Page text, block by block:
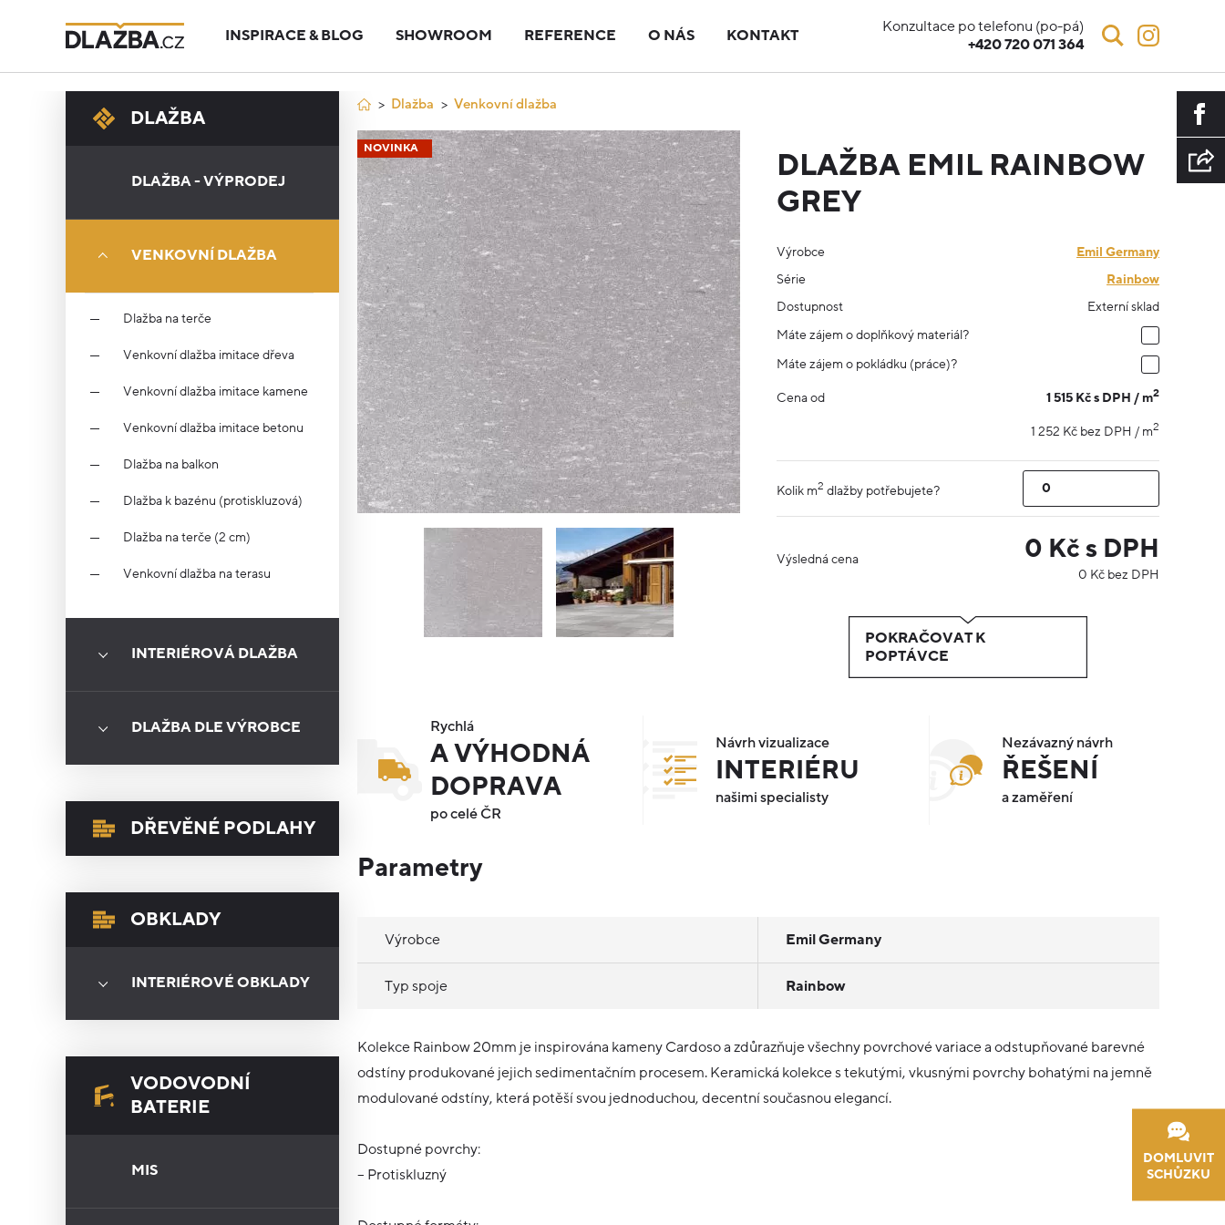
INSPIRACE & BLOG SHOWROOM REFERENCE O NÁS KONTAKT
Konzultace po telefonu (po-pá)
+420 720 071 364
DLAŽBA
DLAŽBA - VÝPRODEJ
VENKOVNÍ DLAŽBA
Dlažba na terče
Venkovní dlažba imitace dřeva
Venkovní dlažba imitace kamene
Venkovní dlažba imitace betonu
Dlažba na balkon
Dlažba k bazénu (protiskluzová)
Dlažba na terče (2 cm)
Venkovní dlažba na terasu
INTERIÉROVÁ DLAŽBA
DLAŽBA DLE VÝROBCE
DŘEVĚNÉ PODLAHY
OBKLADY
INTERIÉROVÉ OBKLADY
VODOVODNÍ
BATERIE
MIS
Dlažba Venkovní dlažba
NOVINKA
DOMLUVIT
SCHŮZKU
DLAŽBA EMIL RAINBOW
GREY
Výrobce
Emil Germany
Série
Rainbow
Dostupnost
Externí sklad
Máte zájem o doplňkový materiál?
Máte zájem o pokládku (práce)?
Cena od
1 515 Kč s DPH / m2
1 252 Kč bez DPH / m2
Kolik m2 dlažby potřebujete?
Výsledná cena 0 Kč s DPH
0 Kč bez DPH
POKRAČOVAT K
POPTÁVCE
Rychlá
A VÝHODNÁ
DOPRAVA
po celé ČR
Návrh vizualizace
INTERIÉRU
našimi specialisty
Nezávazný návrh
ŘEŠENÍ
a zaměření
Parametry
Výrobce Emil Germany
Typ spoje Rainbow
Kolekce Rainbow 20mm je inspirována kameny Cardoso a zdůrazňuje všechny povrchové variace a odstupňované barevné
odstíny produkované jejich sedimentačním procesem. Keramická kolekce s tekutými, vkusnými povrchy bohatými na jemně
modulované odstíny, která potěší svou jednoduchou, decentní současnou elegancí.
Dostupné povrchy:
– Protiskluzný